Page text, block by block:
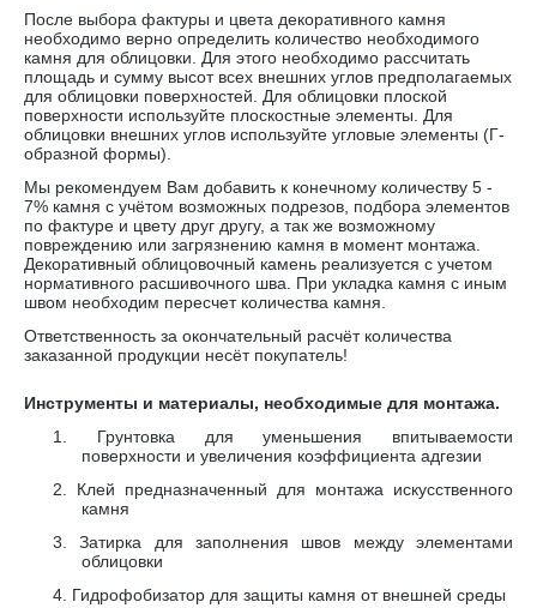
После выбора фактуры и цвета декоративного камня
необходимо верно определить количество необходимого
камня для облицовки. Для этого необходимо рассчитать
площадь и сумму высот всех внешних углов предполагаемых
для облицовки поверхностей. Для облицовки плоской
поверхности используйте плоскостные элементы. Для
облицовки внешних углов используйте угловые элементы (Г-
образной формы).
Мы рекомендуем Вам добавить к конечному количеству 5 -
7% камня с учётом возможных подрезов, подбора элементов
по фактуре и цвету друг другу, а так же возможному
повреждению или загрязнению камня в момент монтажа.
Декоративный облицовочный камень реализуется с учетом
нормативного расшивочного шва. При укладка камня с иным
швом необходим пересчет количества камня.
Ответственность за окончательный расчёт количества
заказанной продукции несёт покупатель!
Инструменты и материалы, необходимые для монтажа.
1. Грунтовка для уменьшения впитываемости
поверхности и увеличения коэффициента адгезии
2. Клей предназначенный для монтажа искусственного
камня
3.Затирка для заполнения швов между элементами
облицовки
4. Гидрофобизатор для защиты камня от внешней среды